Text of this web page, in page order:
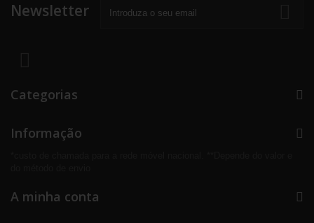
Newsletter
Categorias
Informação
A minha conta